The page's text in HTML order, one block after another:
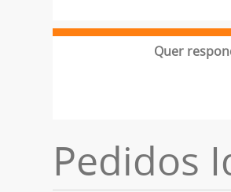
Quer
Pedidos